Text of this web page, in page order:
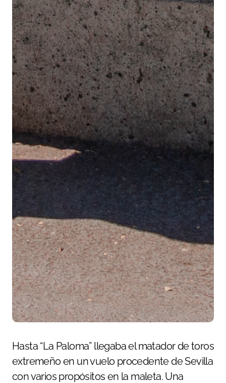
Hasta “La Paloma” llegaba el matador de toros
extremeño en un vuelo procedente de Sevilla
con varios propósitos en la maleta. Una